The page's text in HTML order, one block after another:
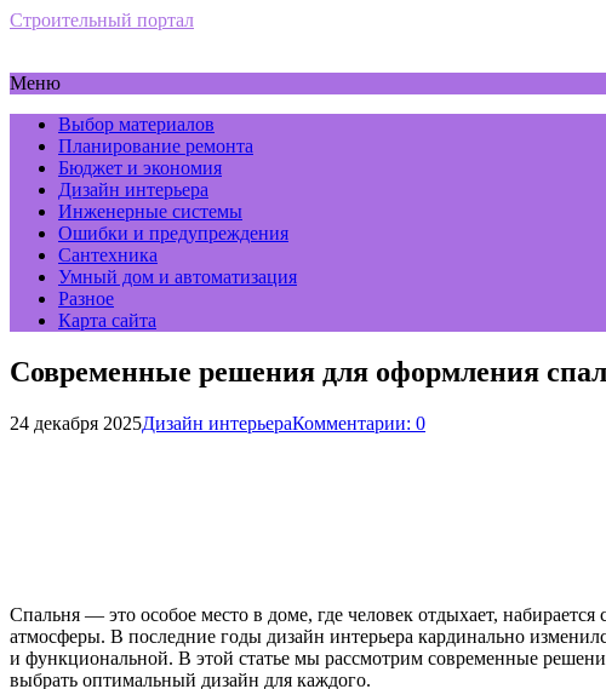
Строительный портал
Меню
Выбор материалов
Планирование ремонта
Бюджет и экономия
Дизайн интерьера
Инженерные системы
Ошибки и предупреждения
Сантехника
Умный дом и автоматизация
Разное
Карта сайта
Современные решения для оформления
24 декабря 2025Дизайн интерьераКомментарии: 0
Спальня — это особое место в доме, где человек отдыхает,
атмосферы. В последние годы дизайн интерьера кардинально
и функциональной. В этой статье мы рассмотрим современные
выбрать оптимальный дизайн для каждого.